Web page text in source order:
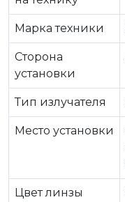
Марка техники
Сторона
установки
Тип излучателя
Место установки
Цвет линзы